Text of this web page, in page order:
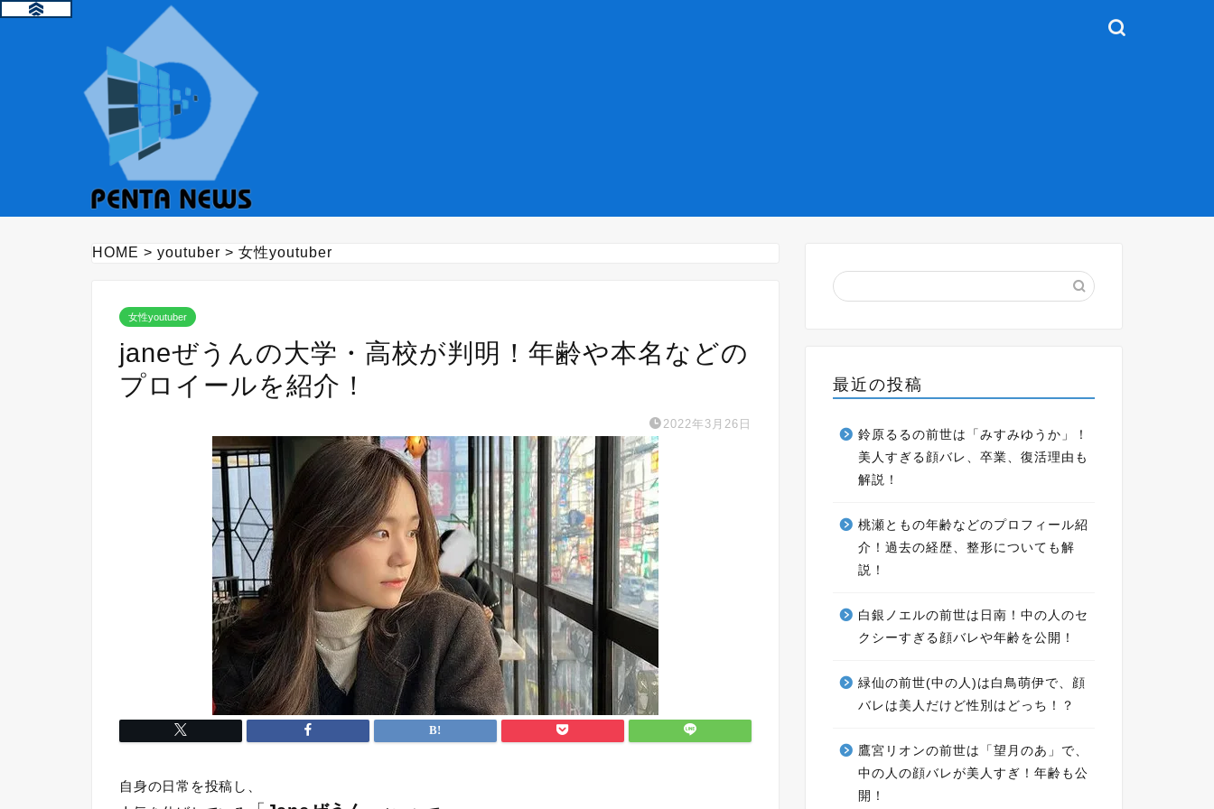
HOME > youtuber > 女性youtuber
女性youtuber
janeぜうんの大学・高校が判明！年齢や本名などの
プロイールを紹介！
2022年3月26日
自身の日常を投稿し、
最近の投稿
鈴原るるの前世は「みすみゆうか」！
美人すぎる顔バレ、卒業、復活理由も
解説！
桃瀬ともの年齢などのプロフィール紹
介！過去の経歴、整形についても解
説！
白銀ノエルの前世は日南！中の人のセ
クシーすぎる顔バレや年齢を公開！
緑仙の前世(中の人)は白鳥萌伊で、顔
バレは美人だけど性別はどっち！？
鷹宮リオンの前世は「望月のあ」で、
中の人の顔バレが美人すぎ！年齢も公
開！